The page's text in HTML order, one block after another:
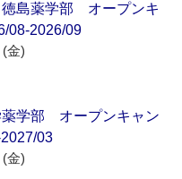
島薬学部 オープンキ
08-2026/09
金)
薬学部 オープンキャン
03
金)